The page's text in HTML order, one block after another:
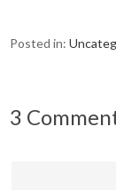
Posted in:
3